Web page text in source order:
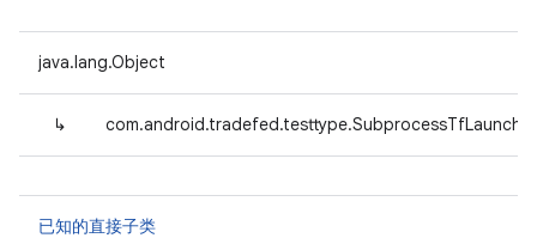
java.lang.Object
↳ com.android.tradefed.testtype.SubprocessTfLauncher
已知的直接子类